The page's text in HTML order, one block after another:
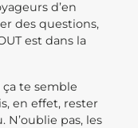
d’en
des questions,
est dans la
te semble
en effet, rester
N’oublie pas, les